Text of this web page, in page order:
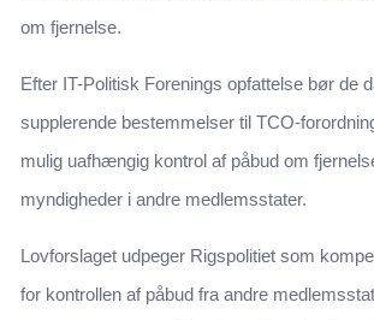
om fjernelse.
Efter IT-Politisk Forenings opfattelse bør de
supplerende bestemmelser til TCO-
mulig uafhængig kontrol af påbud om
myndigheder i andre medlemsstater.
Lovforslaget udpeger Rigspolitiet som
for kontrollen af påbud fra andre